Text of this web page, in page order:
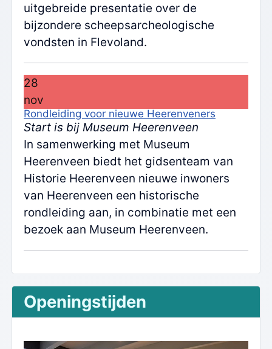
uitgebreide presentatie over de
bijzondere scheepsarcheologische
vondsten in Flevoland.
28
nov
Rondleiding voor nieuwe Heerenveners
Start is bij Museum Heerenveen
In samenwerking met Museum
Heerenveen biedt het gidsenteam van
Historie Heerenveen nieuwe inwoners
van Heerenveen een historische
rondleiding aan, in combinatie met een
bezoek aan Museum Heerenveen.
Openingstijden